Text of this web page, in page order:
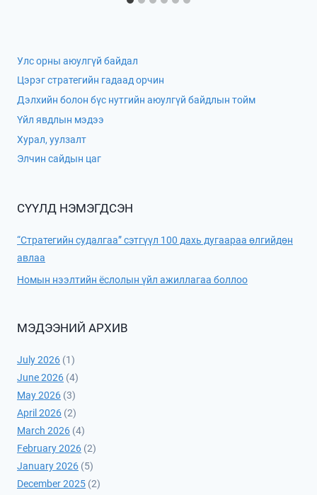
Улс орны аюулгүй байдал
Цэрэг стратегийн гадаад орчин
Дэлхийн болон бүс нутгийн аюулгүй байдлын тойм
Үйл явдлын мэдээ
Хурал, уулзалт
Элчин сайдын цаг
СҮҮЛД НЭМЭГДСЭН
“Стратегийн судалгаа” сэтгүүл 100 дахь дугаараа өлгийдөн
авлаа
Номын нээлтийн ёслолын үйл ажиллагаа боллоо
МЭДЭЭНИЙ АРХИВ
July 2026 (1)
June 2026 (4)
May 2026 (3)
April 2026 (2)
March 2026 (4)
February 2026 (2)
January 2026 (5)
December 2025 (2)